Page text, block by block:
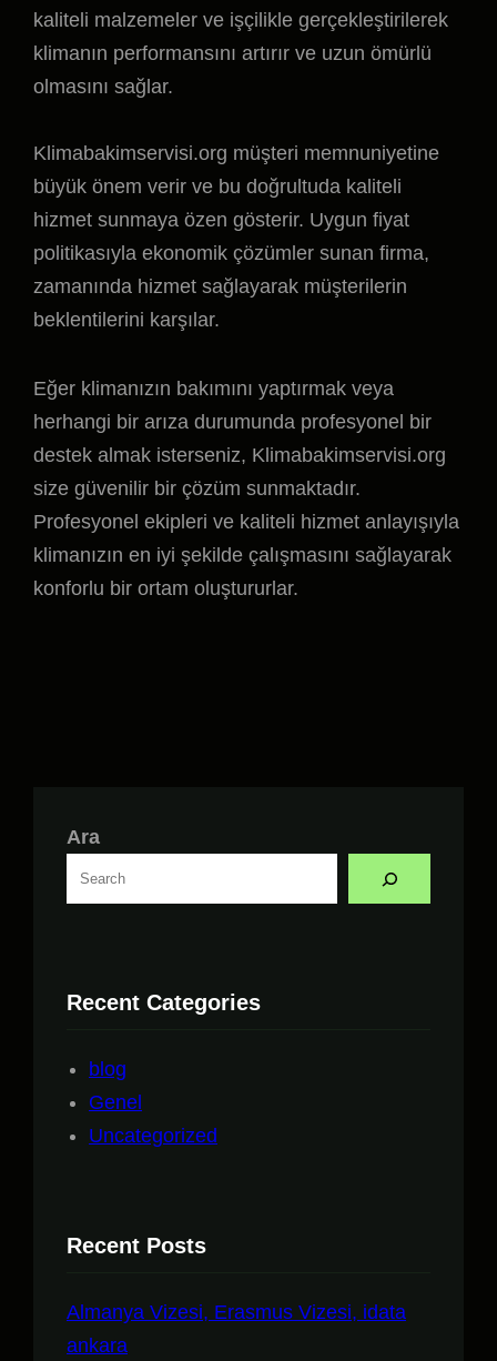
kaliteli malzemeler ve işçilikle gerçekleştirilerek
klimanın performansını artırır ve uzun ömürlü
olmasını sağlar.
Klimabakimservisi.org müşteri memnuniyetine
büyük önem verir ve bu doğrultuda kaliteli
hizmet sunmaya özen gösterir. Uygun fiyat
politikasıyla ekonomik çözümler sunan firma,
zamanında hizmet sağlayarak müşterilerin
beklentilerini karşılar.
Eğer klimanızın bakımını yaptırmak veya
herhangi bir arıza durumunda profesyonel bir
destek almak isterseniz, Klimabakimservisi.org
size güvenilir bir çözüm sunmaktadır.
Profesyonel ekipleri ve kaliteli hizmet anlayışıyla
klimanızın en iyi şekilde çalışmasını sağlayarak
konforlu bir ortam oluştururlar.
Ara
Recent Categories
blog
Genel
Uncategorized
Recent Posts
Almanya Vizesi, Erasmus Vizesi, idata
ankara